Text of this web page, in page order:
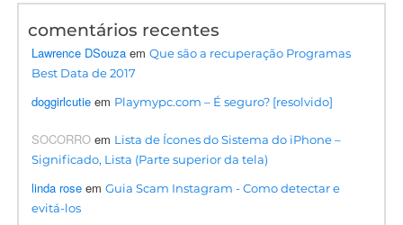
comentários recentes
Lawrence DSouza emQue são a recuperação Programas
Best Data de 2017
doggirlcutie em Playmypc.com – É seguro? [resolvido]
SOCORRO em Lista de Ícones do Sistema do iPhone –
Significado, Lista (Parte superior da tela)
linda rose emGuia Scam Instagram - Como detectar e
evitá-los